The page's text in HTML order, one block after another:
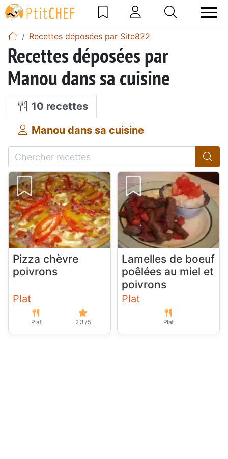
Recettes déposées par Site822
Recettes déposées par
Manou dans sa cuisine
10 recettes
Manou dans sa cuisine
Pizza chèvre
poivrons
Plat
Plat 2.3 / 5
Lamelles de boeuf
poêlées au miel et
poivrons
Plat
Plat